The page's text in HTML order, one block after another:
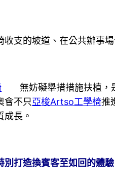
的坡道、在公共辦事場
無妨礙舉措措施扶植，
會不只亞梭Artso工學椅推
成長。
打造換賓客至如回的體驗